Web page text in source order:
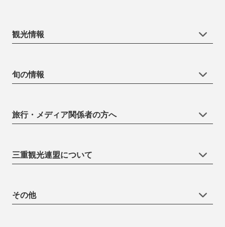
観光情報
旬の情報
旅行・メディア関係者の方へ
三重観光連盟について
その他